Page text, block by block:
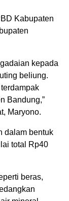
Kabupaten
kepada
beliung.
Bandung,”
Maryono.
dalam bentuk
total Rp40
beras,